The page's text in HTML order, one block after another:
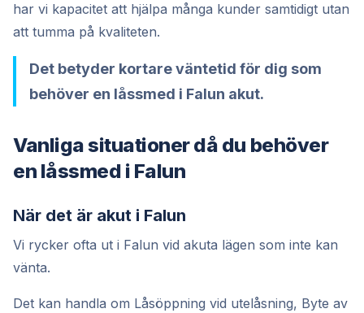
har vi kapacitet att hjälpa många kunder samtidigt utan
att tumma på kvaliteten.
Det betyder kortare väntetid för dig som
behöver en låssmed i Falun akut.
Vanliga situationer då du behöver
en låssmed i Falun
När det är akut i Falun
Vi rycker ofta ut i Falun vid akuta lägen som inte kan
vänta.
Det kan handla om Låsöppning vid utelåsning, Byte av